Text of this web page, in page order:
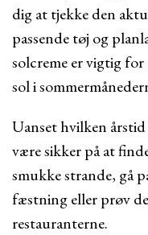
dig at tjekke den
passende tøj og
solcreme er vigtig
sol i
Uanset hvilken
være sikker på at
smukke strande, gå
fæstning eller prøv
restauranterne.